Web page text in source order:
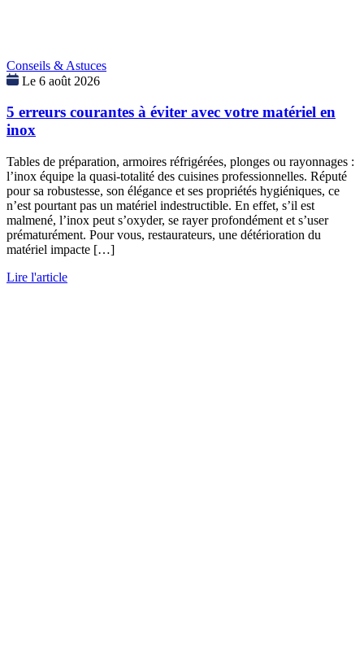
Conseils & Astuces
Le 6 août 2026
5 erreurs courantes à éviter avec votre matériel en
inox
Tables de préparation, armoires réfrigérées, plonges ou rayonnages :
l’inox équipe la quasi-totalité des cuisines professionnelles. Réputé
pour sa robustesse, son élégance et ses propriétés hygiéniques, ce
n’est pourtant pas un matériel indestructible. En effet, s’il est
malmené, l’inox peut s’oxyder, se rayer profondément et s’user
prématurément. Pour vous, restaurateurs, une détérioration du
matériel impacte […]
Lire l'article